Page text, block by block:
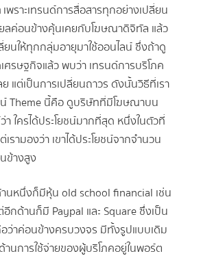
เพราะเทรนด์การสื่อสารทุกอย่างเปลี่ยน
ลค่อนข้างคุ้นเคยกับโฆษณาดิจิทัล แล้ว
ยนให้ทุกกลุ่มอายุมาใช้ออนไลน์ ซึ่งถ้าดู
ศรษฐกิจแล้ว พบว่า เทรนด์การบริโภค
ย แต่เป็นการเปลี่ยนถาวร ดังนั้นวิธีที่เรา
น์ Theme นี้คือ ดูบริษัทที่มีโฆษณาบน
ใครได้ประโยชน์มากที่สุด หนึ่งในตัวที่
รามองว่า เขาได้ประโยชน์จากจำนวน
ข้างสูง
นหนึ่งก็มีหุ้น old school financial เช่น
กด้านก็มี Paypal และ Square ซึ่งเป็น
ว่าค่อนข้างครบวงจร มีทั้งรูปแบบเดิม
านการใช้จ่ายของผู้บริโภคอยู่ในพอร์ต